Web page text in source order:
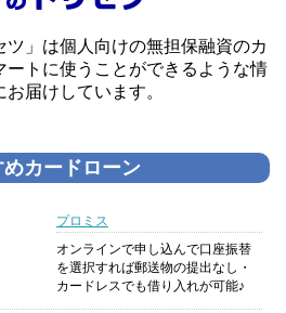
ツ」は個人向けの無担保融資のカ
ートに使うことができるような情
届けしています。
めカードローン
プロミス
オンラインで申し込んで口座振替
を選択すれば郵送物の提出なし・
カードレスでも借り入れが可能♪